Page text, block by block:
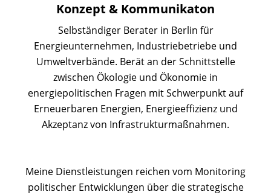
Konzept & Kommunikaton
Selbständiger Berater in Berlin für
Energieunternehmen, Industriebetriebe und
Umweltverbände. Berät an der Schnittstelle
zwischen Ökologie und Ökonomie in
energiepolitischen Fragen mit Schwerpunkt auf
Erneuerbaren Energien, Energieeffizienz und
Akzeptanz von Infrastrukturmaßnahmen.
Meine Dienstleistungen reichen vom Monitoring
politischer Entwicklungen über die strategische